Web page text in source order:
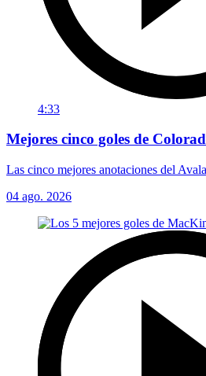
4:33
Mejores cinco goles de
Las cinco mejores anotaciones del
04 ago. 2026